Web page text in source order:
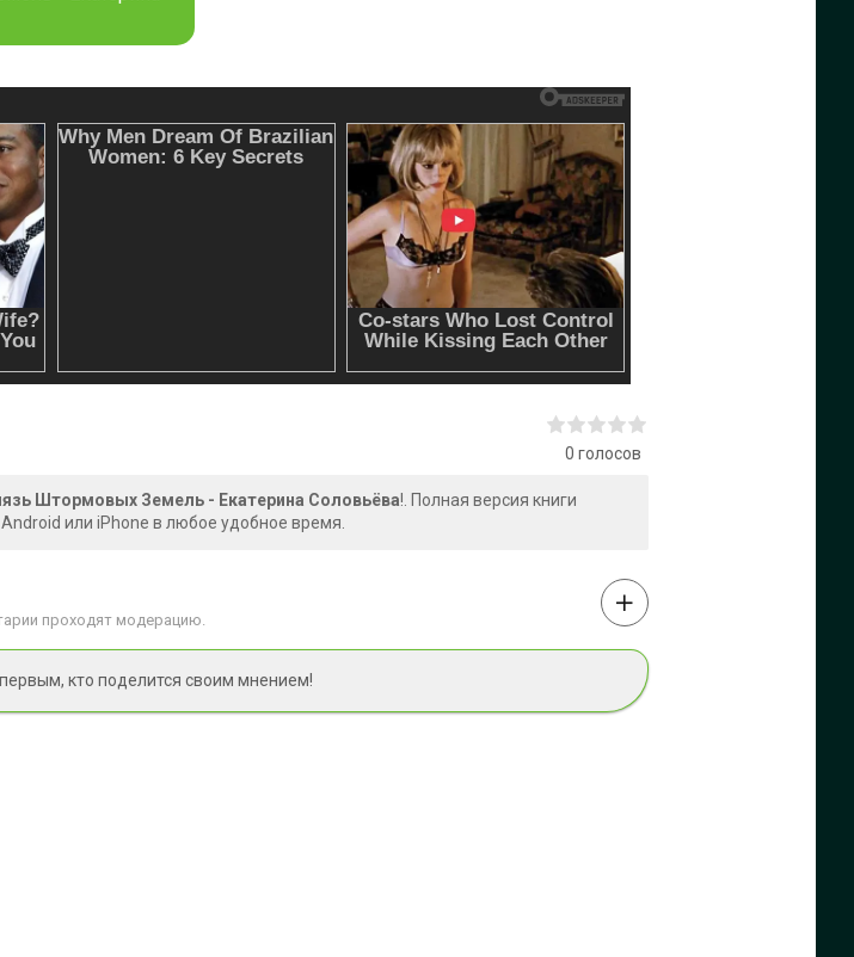
0 голосов
Штормовых Земель - Екатерина Соловьёва!. Полная версия книги
или iPhone в любое удобное время.
проходят модерацию.
кто поделится своим мнением!